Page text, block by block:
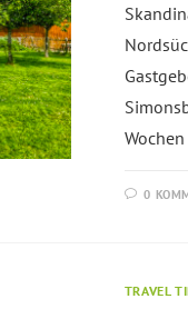
0
TRAVEL